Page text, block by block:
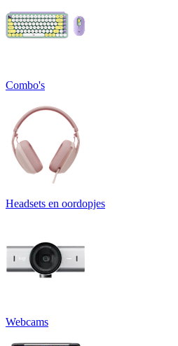
Combo's
Headsets en oordopjes
Webcams